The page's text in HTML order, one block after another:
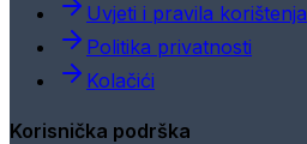
Uvjeti i pravila korištenja
Politika privatnosti
Kolačići
Korisnička podrška